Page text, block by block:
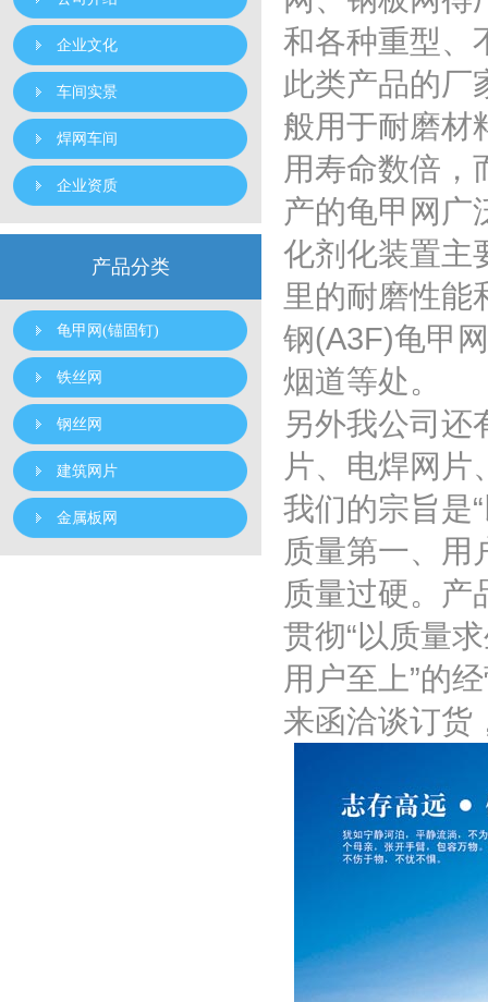
企业文化
车间实景
焊网车间
企业资质
产品分类
龟甲网(锚固钉)
铁丝网
钢丝网
建筑网片
金属板网
和各种重型、
此类产品的厂
般用于耐磨材
用寿命数倍，
产的龟甲网广
化剂化装置主
里的耐磨性能
钢(A3F)龟甲
烟道等处。
另外我公司还
片、电焊网片
我们的宗旨是
质量第一、用
质量过硬。产
贯彻“以质量
用户至上”的
来函洽谈订货